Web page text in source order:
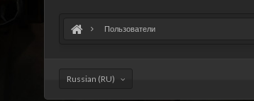
Пользователи
Russian (RU)